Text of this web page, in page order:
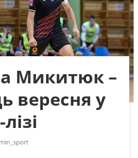
Микитюк –
вересня у